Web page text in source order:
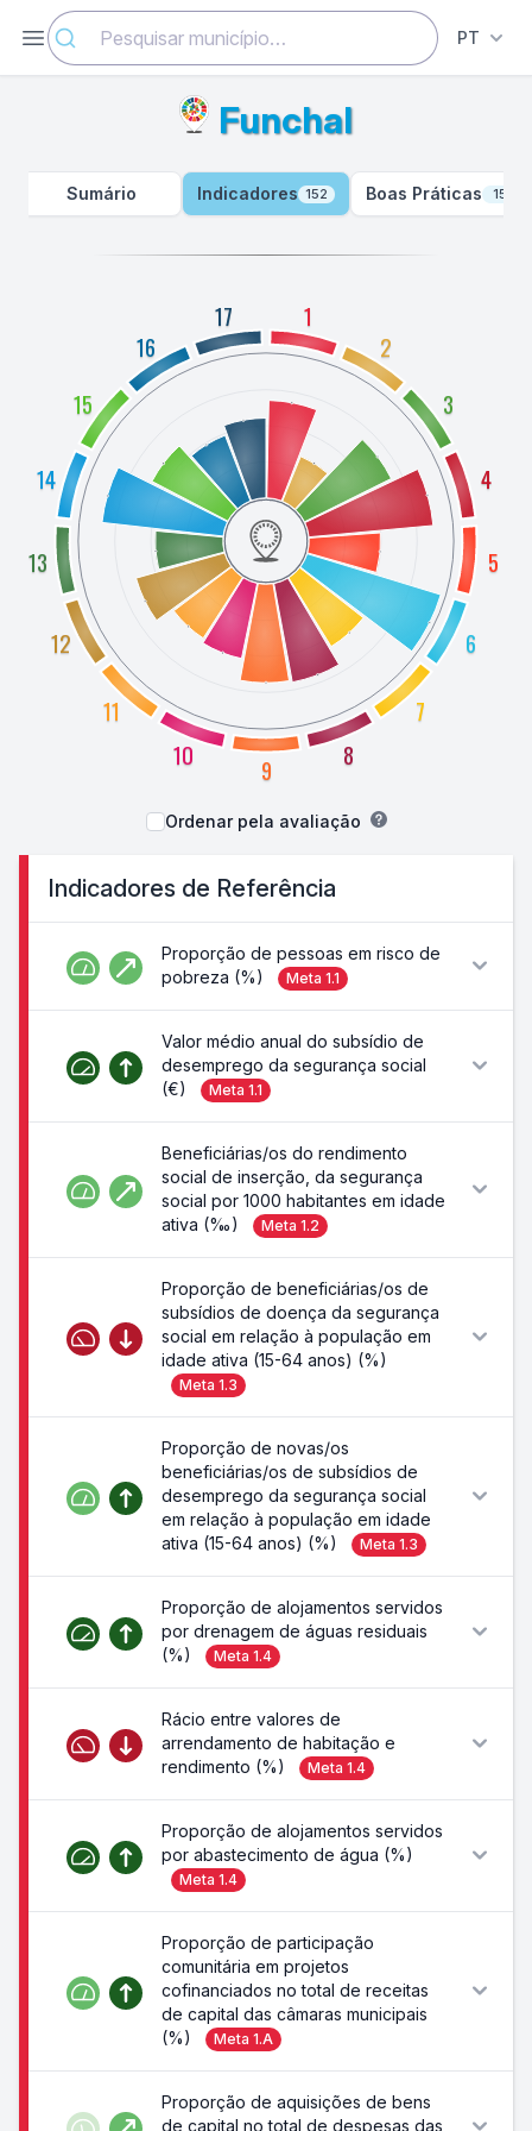
Abrir menu PT
Funchal
Sumário Indicadores 152 Boas Práticas 15
Indicadores de Referência
Proporção de pessoas em risco de
pobreza (%)
Meta 1.1
Valor médio anual do subsídio de
desemprego da segurança social
(€)
Meta 1.1
Beneficiárias/os do rendimento
social de inserção, da segurança
social por 1000 habitantes em idade
ativa (‰)
Meta 1.2
Proporção de beneficiárias/os de
subsídios de doença da segurança
social em relação à população em
idade ativa (15-64 anos) (%)
Meta 1.3
Proporção de novas/os
beneficiárias/os de subsídios de
desemprego da segurança social
em relação à população em idade
ativa (15-64 anos) (%)
Meta 1.3
Proporção de alojamentos servidos
por drenagem de águas residuais
(%)
Meta 1.4
Rácio entre valores de
arrendamento de habitação e
rendimento (%)
Meta 1.4
Proporção de alojamentos servidos
por abastecimento de água (%)
Meta 1.4
Proporção de participação
comunitária em projetos
cofinanciados no total de receitas
de capital das câmaras municipais
(%)
Meta 1.A
Proporção de aquisições de bens
de capital no total de despesas das
1
2
3
4
5
6
7
8
9
10
11
12
13
14
15
16
17
Ordenar pela avaliação